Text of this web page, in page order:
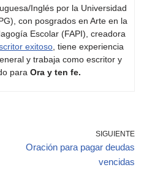
Inglés por la Universidad
con posgrados en Arte en la
Escolar (FAPI), creadora
exitoso , tiene experiencia
y trabaja como escritor y
para Ora y ten fe.
SIGUIENTE
Oración para pagar deudas
vencidas